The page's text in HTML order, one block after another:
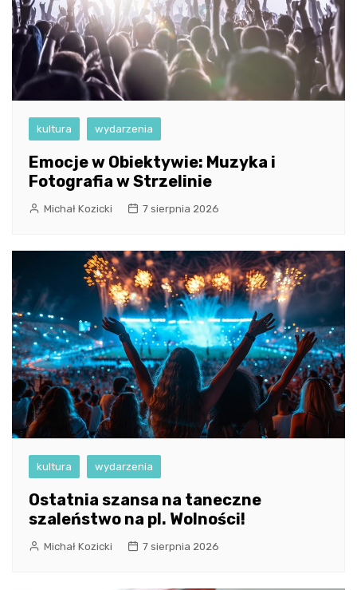
kultura wydarzenia
Emocje w Obiektywie: Muzyka i
Fotografia w Strzelinie
Michał Kozicki 7 sierpnia 2026
kultura wydarzenia
Ostatnia szansa na taneczne
szaleństwo na pl. Wolności!
Michał Kozicki 7 sierpnia 2026